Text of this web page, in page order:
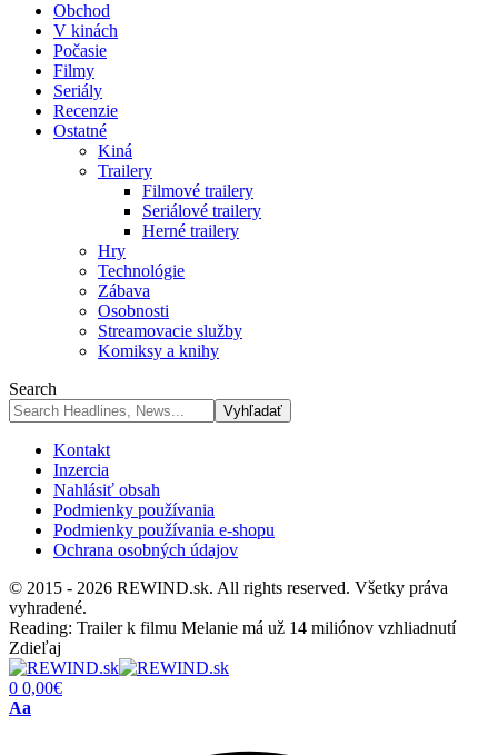
Obchod
V kinách
Počasie
Filmy
Seriály
Recenzie
Ostatné
Kiná
Trailery
Filmové trailery
Seriálové trailery
Herné trailery
Hry
Technológie
Zábava
Osobnosti
Streamovacie služby
Komiksy a knihy
Search
Kontakt
Inzercia
Nahlásiť obsah
Podmienky používania
Podmienky používania e-shopu
Ochrana osobných údajov
© 2015 - 2026 REWIND.sk. All rights reserved. Všetky práva
vyhradené.
Reading: Trailer k filmu Melanie má už 14 miliónov vzhliadnutí
Zdieľaj
0 0,00€
Font
Aa